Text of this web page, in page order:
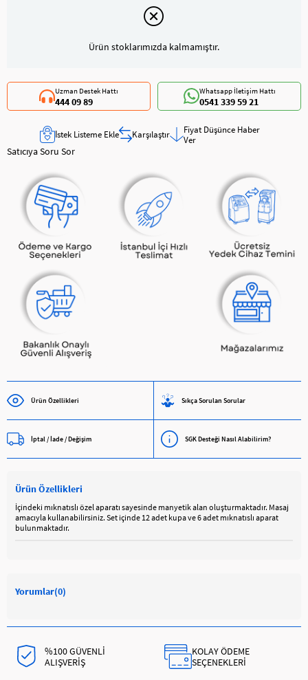
Ürün stoklarımızda kalmamıştır.
Whatsapp İletişim Hattı
0541 339 59 21
Uzman Destek Hattı
444 09 89
İstek Listeme Ekle Karşılaştır
Fiyat Düşünce Haber
Ver
Satıcıya Soru Sor
Ürün Özellikleri Sıkça Sorulan Sorular
İptal / İade / Değişim SGK Desteği Nasıl Alabilirim?
Ürün Özellikleri
İçindeki mıknatıslı özel aparatı sayesinde manyetik alan oluşturmaktadır. Masaj
amacıyla kullanabilirsiniz. Set içinde 12 adet kupa ve 6 adet mıknatıslı aparat
bulunmaktadır.
Yorumlar(0)
%100 GÜVENLİ
ALIŞVERİŞ
KOLAY ÖDEME
SEÇENEKLERİ